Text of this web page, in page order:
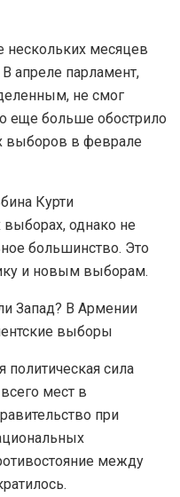
нескольких месяцев
В апреле парламент,
не смог
еще больше обострило
выборов в феврале
Курти
выборах, однако не
большинство. Это
и новым выборам.
Запад? В Армении
выборы
политическая сила
мест в
при
между